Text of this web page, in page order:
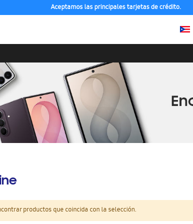
Aceptamos las principales tarjetas de crédito.
productos que coincida con la selección.